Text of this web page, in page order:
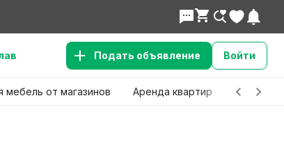
Подать объявление Войти
мебель от магазинов Аренда квартир Детские